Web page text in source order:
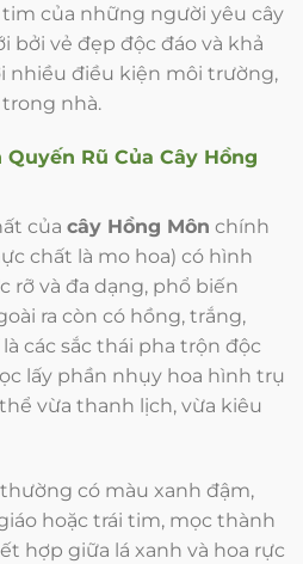
của những người yêu cây
bởi vẻ đẹp độc đáo và khả
nhiều điều kiện môi trường,
nhà.
Rũ Của Cây Hồng
của cây Hồng Môn chính
chất là mo hoa) có hình
rỡ và đa dạng, phổ biến
ra còn có hồng, trắng,
các sắc thái pha trộn độc
lấy phần nhụy hoa hình trụ
vừa thanh lịch, vừa kiêu
thường có màu xanh đậm,
hoặc trái tim, mọc thành
hợp giữa lá xanh và hoa rực